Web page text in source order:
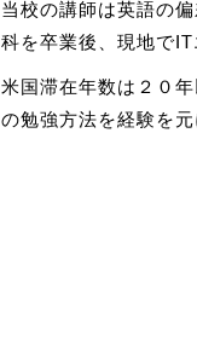
当校の講師は英語の
科を卒業後、現地でIT
米国滞在年数は２０
の勉強方法を経験を